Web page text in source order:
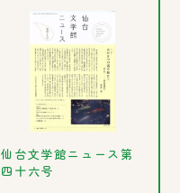
仙台文学館ニュース第
四十六号